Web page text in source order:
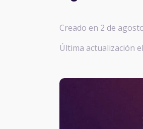
Creado en 2 de
Última actualización